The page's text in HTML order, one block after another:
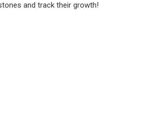
and track their growth!